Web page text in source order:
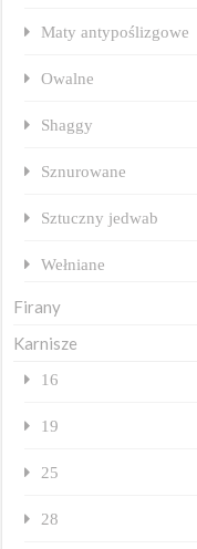
Maty antypoślizgowe
Owalne
Shaggy
Sznurowane
Sztuczny jedwab
Wełniane
Firany
Karnisze
16
19
25
28